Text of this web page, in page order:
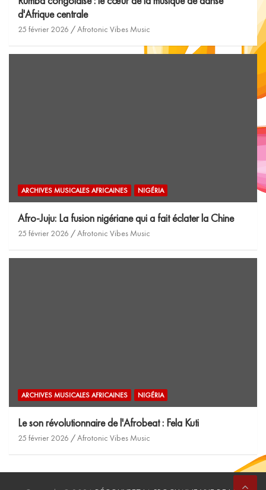
d'Afrique centrale
25 février 2026 Afrotonic Vibes Music
ARCHIVES MUSICALES AFRICAINES NIGÉRIA
Afro-Juju: La fusion nigériane qui a fait éclater la Chine
25 février 2026 Afrotonic Vibes Music
ARCHIVES MUSICALES AFRICAINES NIGÉRIA
Le son révolutionnaire de l'Afrobeat : Fela Kuti
25 février 2026 Afrotonic Vibes Music